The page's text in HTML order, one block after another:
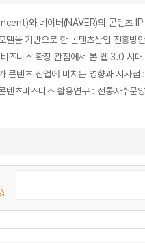
와 네이버(NAVER)의 콘텐츠
델을 기반으로 한 콘텐츠산업 진흥방
즈니스 확장 관점에서 본 웹 3.0 시
콘텐츠 산업에 미치는 영향과
콘텐츠비즈니스 활용연구 : 전통